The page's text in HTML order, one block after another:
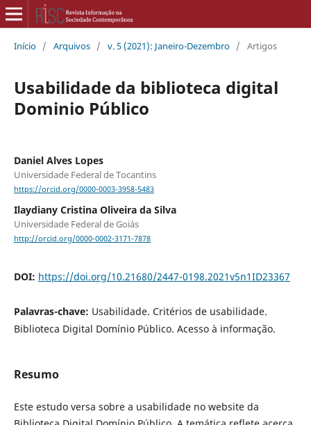
Início / Arquivos / v. 5 (2021): Janeiro-Dezembro / Artigos
Usabilidade da biblioteca digital
Dominio Público
Daniel Alves Lopes
Universidade Federal de Tocantins
https://orcid.org/0000-0003-3958-5483
Ilaydiany Cristina Oliveira da Silva
Universidade Federal de Goiás
http://orcid.org/0000-0002-3171-7878
DOI: https://doi.org/10.21680/2447-0198.2021v5n1ID23367
Palavras-chave: Usabilidade. Critérios de usabilidade.
Biblioteca Digital Domínio Público. Acesso à informação.
Resumo
Este estudo versa sobre a usabilidade no website da